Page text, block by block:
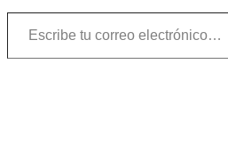
Escribe tu correo electrónico…